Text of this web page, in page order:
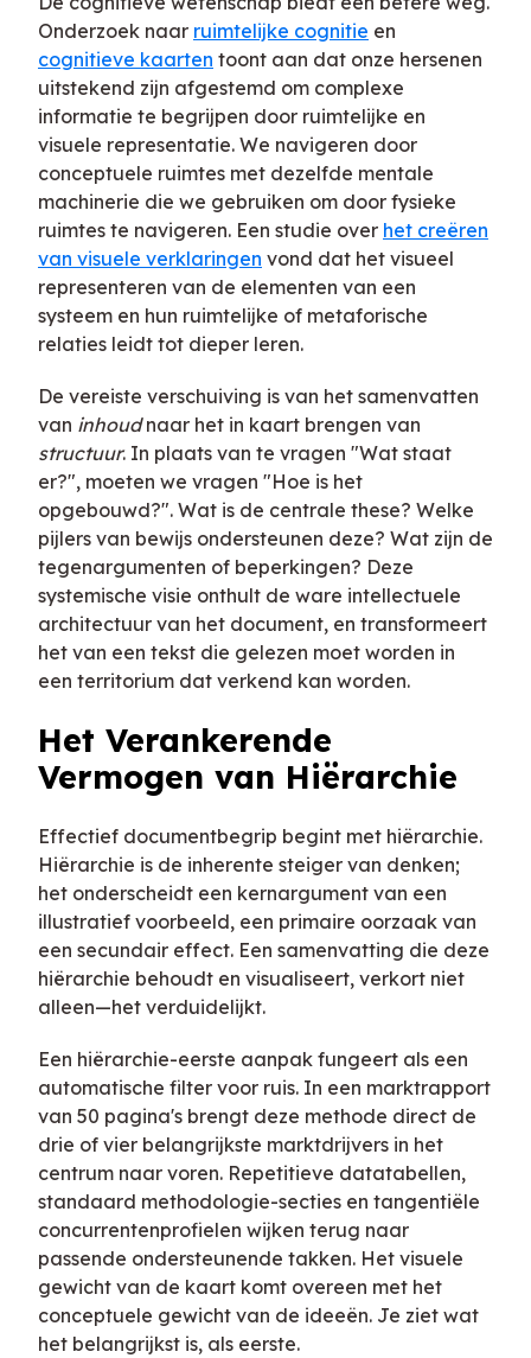
Onderzoek naar ruimtelijke cognitie en
cognitieve kaarten toont aan dat onze hersenen
uitstekend zijn afgestemd om complexe
informatie te begrijpen door ruimtelijke en
visuele representatie. We navigeren door
conceptuele ruimtes met dezelfde mentale
machinerie die we gebruiken om door fysieke
ruimtes te navigeren. Een studie over het creëren
van visuele verklaringen vond dat het visueel
representeren van de elementen van een
systeem en hun ruimtelijke of metaforische
relaties leidt tot dieper leren.
De vereiste verschuiving is van het samenvatten
van inhoudnaar het in kaart brengen van
structuur. In plaats van te vragen "Wat staat
er?", moeten we vragen "Hoe is het
opgebouwd?". Wat is de centrale these? Welke
pijlers van bewijs ondersteunen deze? Wat zijn de
tegenargumenten of beperkingen? Deze
systemische visie onthult de ware intellectuele
architectuur van het document, en transformeert
het van een tekst die gelezen moet worden in
een territorium dat verkend kan worden.
Het Verankerende
Vermogen van Hiërarchie
Effectief documentbegrip begint met hiërarchie.
Hiërarchie is de inherente steiger van denken;
het onderscheidt een kernargument van een
illustratief voorbeeld, een primaire oorzaak van
een secundair effect. Een samenvatting die deze
hiërarchie behoudt en visualiseert, verkort niet
alleen—het verduidelijkt.
Een hiërarchie-eerste aanpak fungeert als een
automatische filter voor ruis. In een marktrapport
van 50 pagina's brengt deze methode direct de
drie of vier belangrijkste marktdrijvers in het
centrum naar voren. Repetitieve datatabellen,
standaard methodologie-secties en tangentiële
concurrentenprofielen wijken terug naar
passende ondersteunende takken. Het visuele
gewicht van de kaart komt overeen met het
conceptuele gewicht van de ideeën. Je ziet wat
het belangrijkst is, als eerste.